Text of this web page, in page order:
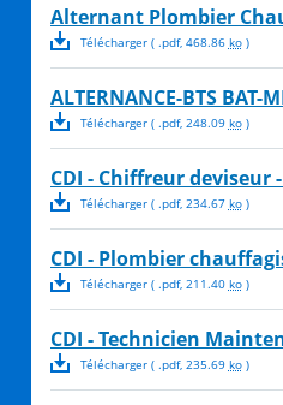
Alternant Plombier
Télécharger( .pdf, 468.86 ko)
ALTERNANCE-BTS
Télécharger( .pdf, 248.09 ko)
CDI - Chiffreur deviseur
Télécharger( .pdf, 234.67 ko)
CDI - Plombier
Télécharger( .pdf, 211.40 ko)
CDI - Technicien
Télécharger( .pdf, 235.69 ko)